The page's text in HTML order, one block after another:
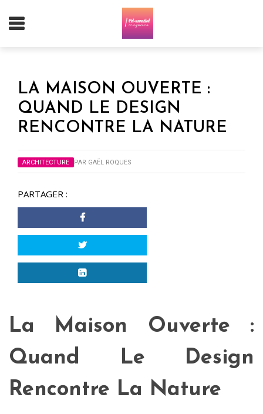
LA MAISON OUVERTE :
QUAND LE DESIGN
RENCONTRE LA NATURE
ARCHITECTURE PAR GAËL ROQUES
PARTAGER :
La Maison Ouverte :
Quand Le Design
Rencontre La Nature